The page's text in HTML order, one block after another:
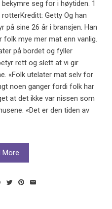
seg for i høytiden. 1
Getty Og han
på sine 26 år i bransjen. Han
folk mye mer mat enn vanlig.
på bordet og fyller
rett og slett at vi gir
«Folk utelater mat selv for
noen ganger fordi folk har
at det ikke var nissen som
«Det er den tiden av
More